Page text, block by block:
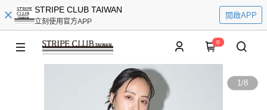
STRIPE CLUB TAIWAN
立刻使用官方APP
開啟APP
0
1/8